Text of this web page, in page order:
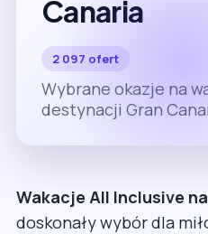
Canaria
2 097 ofert
Wybrane okazje na
destynacji Gran
Wakacje All Inclusive
doskonały wybór dla